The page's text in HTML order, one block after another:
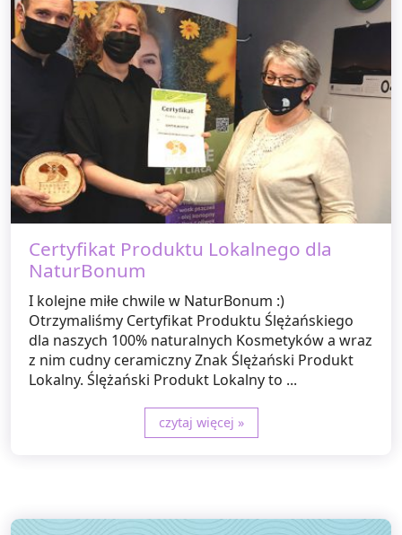
Certyfikat Produktu Lokalnego dla
NaturBonum
I kolejne miłe chwile w NaturBonum :)
Otrzymaliśmy Certyfikat Produktu Ślężańskiego
dla naszych 100% naturalnych Kosmetyków a wraz
z nim cudny ceramiczny Znak Ślężański Produkt
Lokalny. Ślężański Produkt Lokalny to ...
czytaj więcej »